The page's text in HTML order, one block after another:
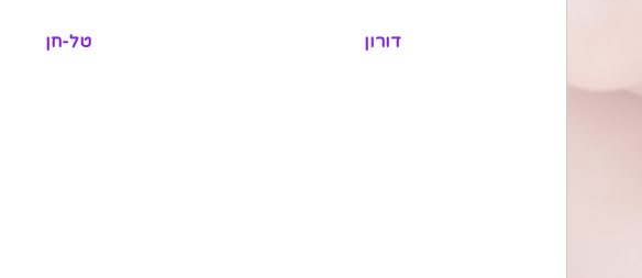
טל-חן דורון